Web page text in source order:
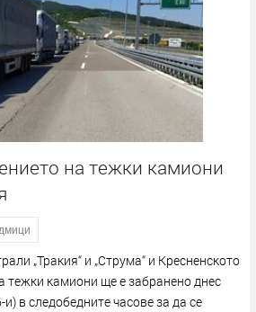
на тежки камиони
„Тракия“ и „Струма“ и Кресненското
тежки камиони ще е забранено днес
в следобедните часове за да се